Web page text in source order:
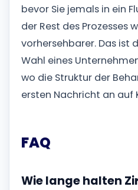
bevor Sie jemals in ein
der Rest des Prozesses
vorhersehbarer. Das ist
Wahl eines
wo die Struktur der
ersten Nachricht an auf
FAQ
Wie lange halten